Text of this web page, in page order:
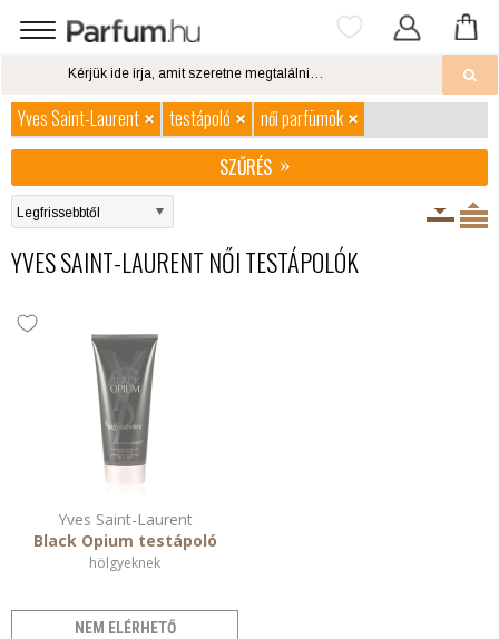
Yves Saint-Laurent testápoló
női parfümök
SZŰRÉS
YVES SAINT-LAURENT NŐI TESTÁPOLÓK
Yves Saint-Laurent
Black Opium testápoló
hölgyeknek
NEM ELÉRHETŐ